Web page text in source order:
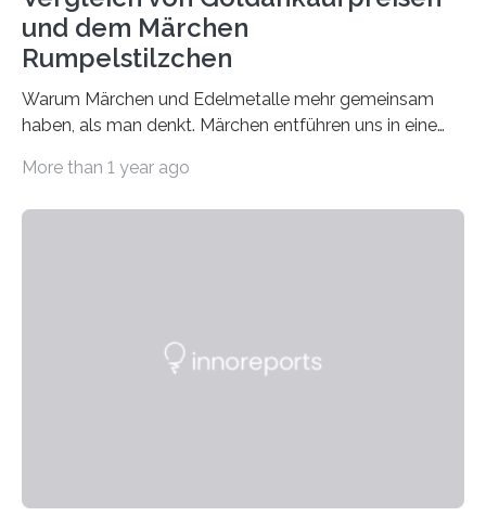
und dem Märchen
Rumpelstilzchen
Warum Märchen und Edelmetalle mehr gemeinsam
haben, als man denkt. Märchen entführen uns in eine
Wendungen die Hauptrolle spielen. Doch haben Sie
Goldankauf einige Lehren. In Rumpelstilzchen wird das
More than 1 year ago